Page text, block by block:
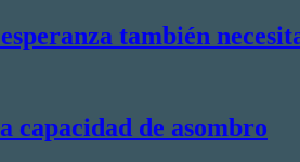
también
capacidad de asombro